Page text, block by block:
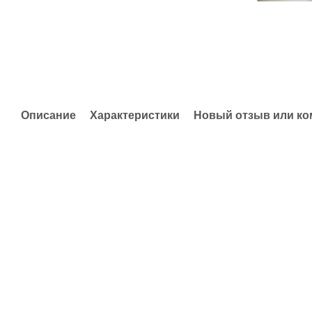
Описание Характеристики Новый отзыв или